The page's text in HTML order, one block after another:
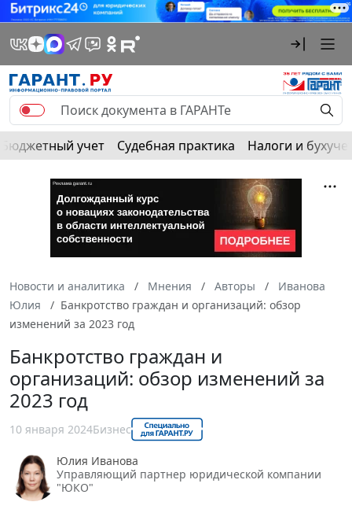
Бюджетный учет Судебная практика Налоги и
Новости и аналитика Мнения Авторы
Иванова
Юлия
Банкротство граждан и организаций: обзор
изменений за 2023 год
Банкротство граждан и
организаций: обзор изменений за
2023 год
10 января 2024Бизнес
Юлия Иванова
Управляющий партнер юридической компании
"ЮКО"